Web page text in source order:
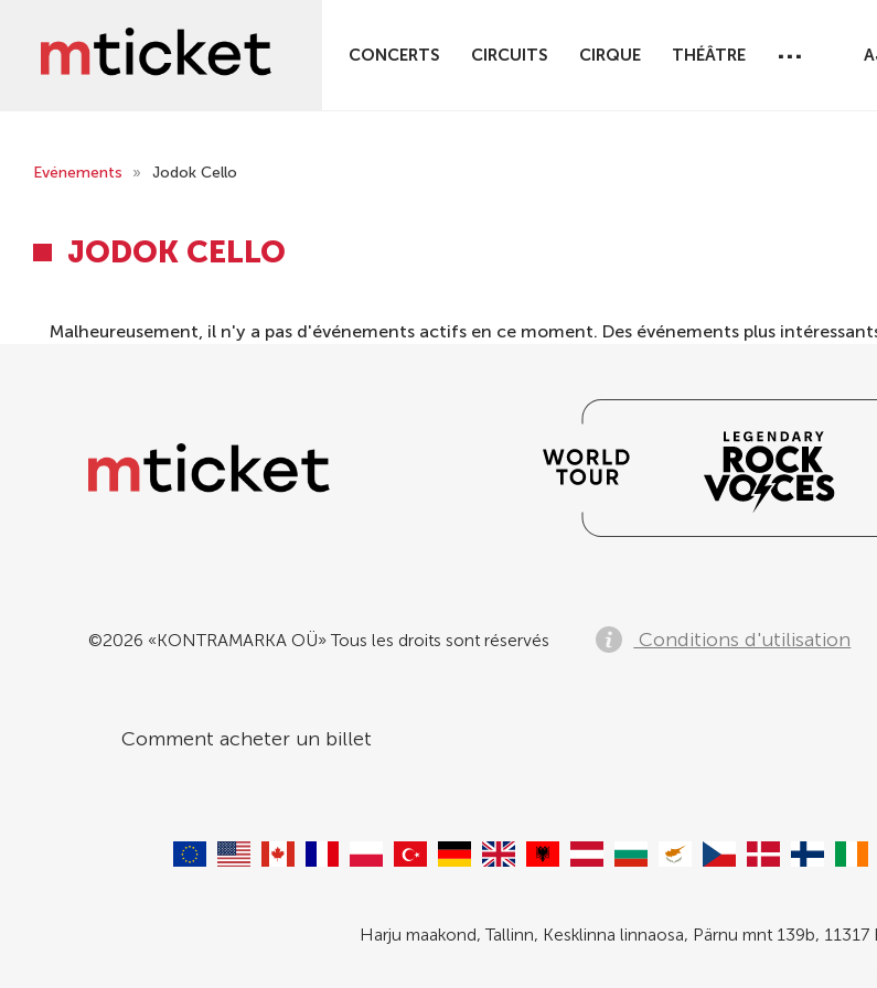
CONCERTS CIRCUITS CIRQUE THÉÂTRE ...
Evénements » Jodok Cello
JODOK CELLO
Malheureusement, il n'y a pas d'événements actifs en ce moment. Des événements plus
©2026 «KONTRAMARKA OÜ» Tous les droits sont réservés Conditions d'utilisation
Comment acheter un billet
Harju maakond, Tallinn, Kesklinna linnaosa, Pärnu mnt 139b,